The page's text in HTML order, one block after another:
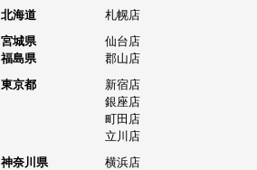
北海道
札幌店
宮城県
仙台店
福島県
郡山店
東京都
新宿店
銀座店
町田店
立川店
神奈川県
横浜店